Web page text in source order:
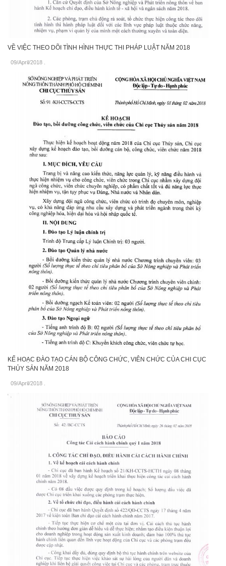
VỀ VIỆC THEO DÕI TÌNH HÌNH THỰC THI PHÁP LUẬT NĂM 2018
09/April/2018
KẾ HOẠC ĐÀO TẠO CÁN BỘ CÔNG CHỨC, VIÊN CHỨC CỦA CHI CỤC
THỦY SẢN NĂM 2018
09/April/2018